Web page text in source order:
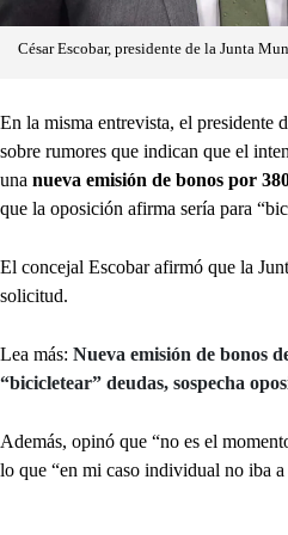
César Escobar, presidente de la Junta
En la misma entrevista, el presidente
sobre rumores que indican que el
una nueva emisión de bonos por
que la oposición afirma sería para
El concejal Escobar afirmó que la
solicitud.
Lea más: Nueva emisión de bonos
“bicicletear” deudas, sospecha
Además, opinó que “no es el
lo que “en mi caso individual no iba